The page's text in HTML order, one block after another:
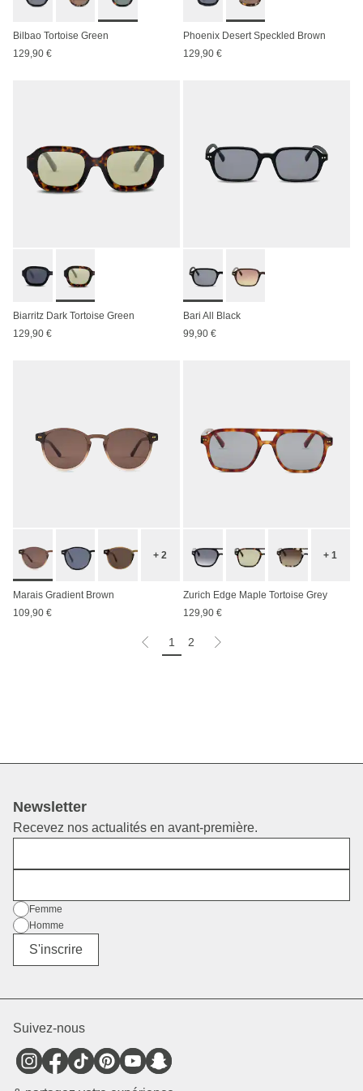
Bilbao Tortoise Green
129,90 €
Phoenix Desert Speckled Brown
129,90 €
Biarritz Dark Tortoise Green
129,90 €
Bari All Black
99,90 €
+ 2
Marais Gradient Brown
109,90 €
+ 1
Zurich Edge Maple Tortoise Grey
129,90 €
1 2
Newsletter
Recevez nos actualités en avant-première.
SexeFemme
Homme
Divers
S'inscrire
Suivez-nous